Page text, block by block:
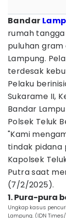
Bandar
rumah
puluhan gram
Lampung.
terdesak
Pelaku
Sukarame II,
Bandar
Polsek Teluk
"Kami
tindak pidana
Kapolsek
Putra saat
(7/2/2025).
1. Pura-pura
Ungkap kasus
Lampung. (IDN